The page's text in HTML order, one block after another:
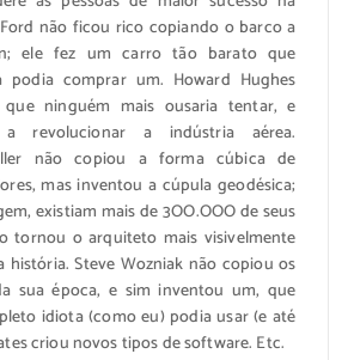
não ficou rico copiando o barco a
ele fez um carro tão barato que
podia comprar um. Howard Hughes
ninguém mais ousaria tentar, e
revolucionar a indústria aérea.
não copiou a forma cúbica de
mas inventou a cúpula geodésica;
existiam mais de 3OO.OOO de seus
tornou o arquiteto mais visivelmente
história. Steve Wozniak não copiou os
sua época, e sim inventou um, que
idiota (como eu) podia usar (e até
criou novos tipos de software. Etc.